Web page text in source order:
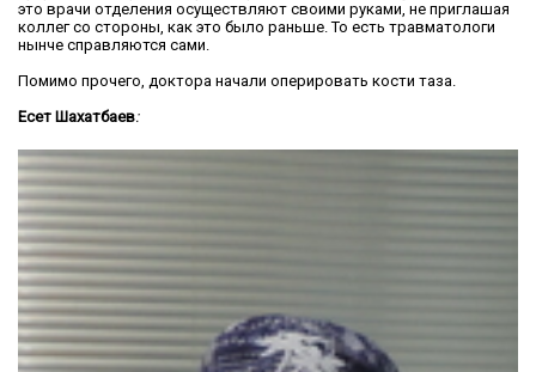
это врачи отделения осуществляют своими руками, не приглашая
коллег со стороны, как это было раньше. То есть травматологи
нынче справляются сами.
Помимо прочего, доктора начали оперировать кости таза.
Есет Шахатбаев: